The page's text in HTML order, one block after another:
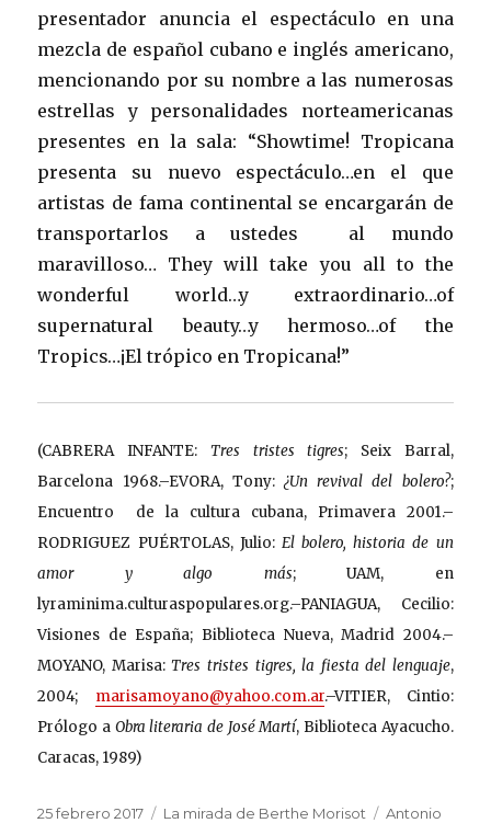
presentador anuncia el espectáculo en una
mezcla de español cubano e inglés americano,
mencionando por su nombre a las numerosas
estrellas y personalidades norteamericanas
presentes en la sala: “Showtime! Tropicana
presenta su nuevo espectáculo…en el que
artistas de fama continental se encargarán de
transportarlos a ustedes al mundo
maravilloso… They will take you all to the
wonderful world…y extraordinario…of
supernatural beauty…y hermoso…of the
Tropics…¡El trópico en Tropicana!”
(CABRERA INFANTE: Tres tristes tigres; Seix Barral,
Barcelona 1968.–EVORA, Tony: ¿Un revival del bolero?;
Encuentro de la cultura cubana, Primavera 2001.–
RODRIGUEZ PUÉRTOLAS, Julio:El bolero, historia de un
amor y algo más; UAM, en
lyraminima.culturaspopulares.org.–PANIAGUA, Cecilio:
Visiones de España; Biblioteca Nueva, Madrid 2004.–
MOYANO, Marisa:Tres tristes tigres, la fiesta del lenguaje,
2004; marisamoyano@yahoo.com.ar.–VITIER, Cintio:
Prólogo a Obra literaria de José Martí, Biblioteca Ayacucho.
Caracas, 1989)
Publicado
25 febrero 2017 Categorías
La mirada de Berthe Morisot Etiquetas
Antonio